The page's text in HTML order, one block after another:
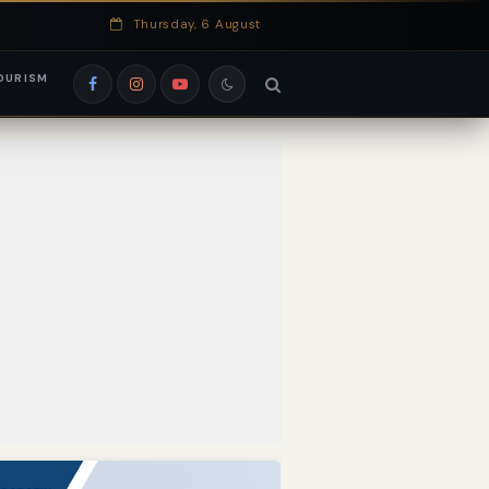
EduRank
Thursday, 6 August